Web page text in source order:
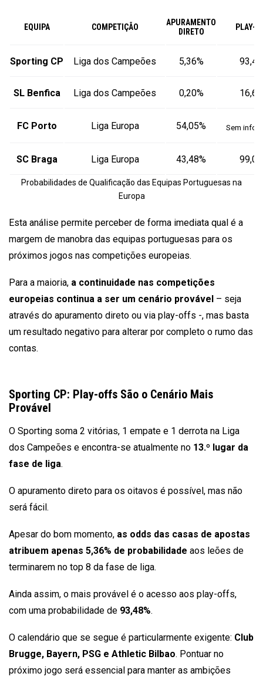
EQUIPA COMPETIÇÃO
APURAMENTO
DIRETO
PLAY-
Sporting CP Liga dos Campeões 5,36%
SL Benfica Liga dos Campeões 0,20%
FC Porto Liga Europa 54,05% Sem
SC Braga Liga Europa 43,48%
Probabilidades de Qualificação das Equipas Portuguesas na
Europa
Esta análise permite perceber de forma imediata qual é a
margem de manobra das equipas portuguesas para os
próximos jogos nas competições europeias.
Para a maioria, a continuidade nas competições
europeias continua a ser um cenário provável – seja
através do apuramento direto ou via play-offs -, mas basta
um resultado negativo para alterar por completo o rumo das
contas.
Sporting CP: Play-offs São o Cenário Mais
Provável
O Sporting soma 2 vitórias, 1 empate e 1 derrota na Liga
dos Campeões e encontra-se atualmente no 13.º lugar da
fase de liga.
O apuramento direto para os oitavos é possível, mas não
será fácil.
Apesar do bom momento, as odds das casas de apostas
atribuem apenas 5,36% de probabilidade aos leões de
terminarem no top 8 da fase de liga.
Ainda assim, o mais provável é o acesso aos play-offs,
com uma probabilidade de 93,48%.
O calendário que se segue é particularmente exigente: Club
Brugge, Bayern, PSG e Athletic Bilbao. Pontuar no
próximo jogo será essencial para manter as ambições